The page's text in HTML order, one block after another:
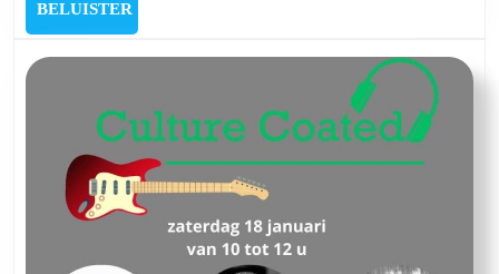
Nathalie
Van
Ounsen,
Evi
Hendrickx
BELUISTER